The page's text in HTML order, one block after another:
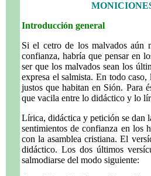
Introducción general
Si el cetro de los malvados aún
confianza, habría que pensar en
ser que los malvados sean los
expresa el salmista. En todo
justos que habitan en Sión. Para
que vacila entre lo didáctico y lo
Lírica, didáctica y petición se dan
sentimientos de confianza en los
con la asamblea cristiana. El
didáctico. Los dos últimos
salmodiarse del modo siguiente: